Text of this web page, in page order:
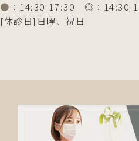
● ：14:30-17:30 ◎：14:30-
[休診日]日曜、祝日